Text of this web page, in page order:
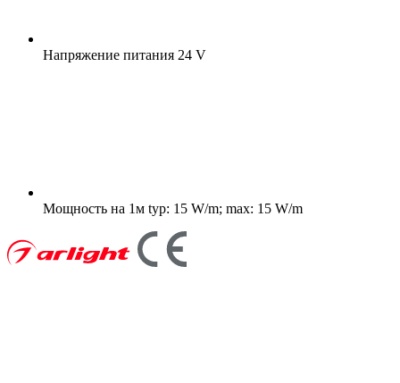
Напряжение питания 24 V
Мощность на 1м typ: 15 W/m; max: 15 W/m